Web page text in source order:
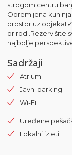
strogom centru
Opremljena
prostor uz
prirodi.Rezervišite
najbolje
Sadržaji
Atrium
Javni parking
Wi-Fi
Uređene
Lokalni izleti